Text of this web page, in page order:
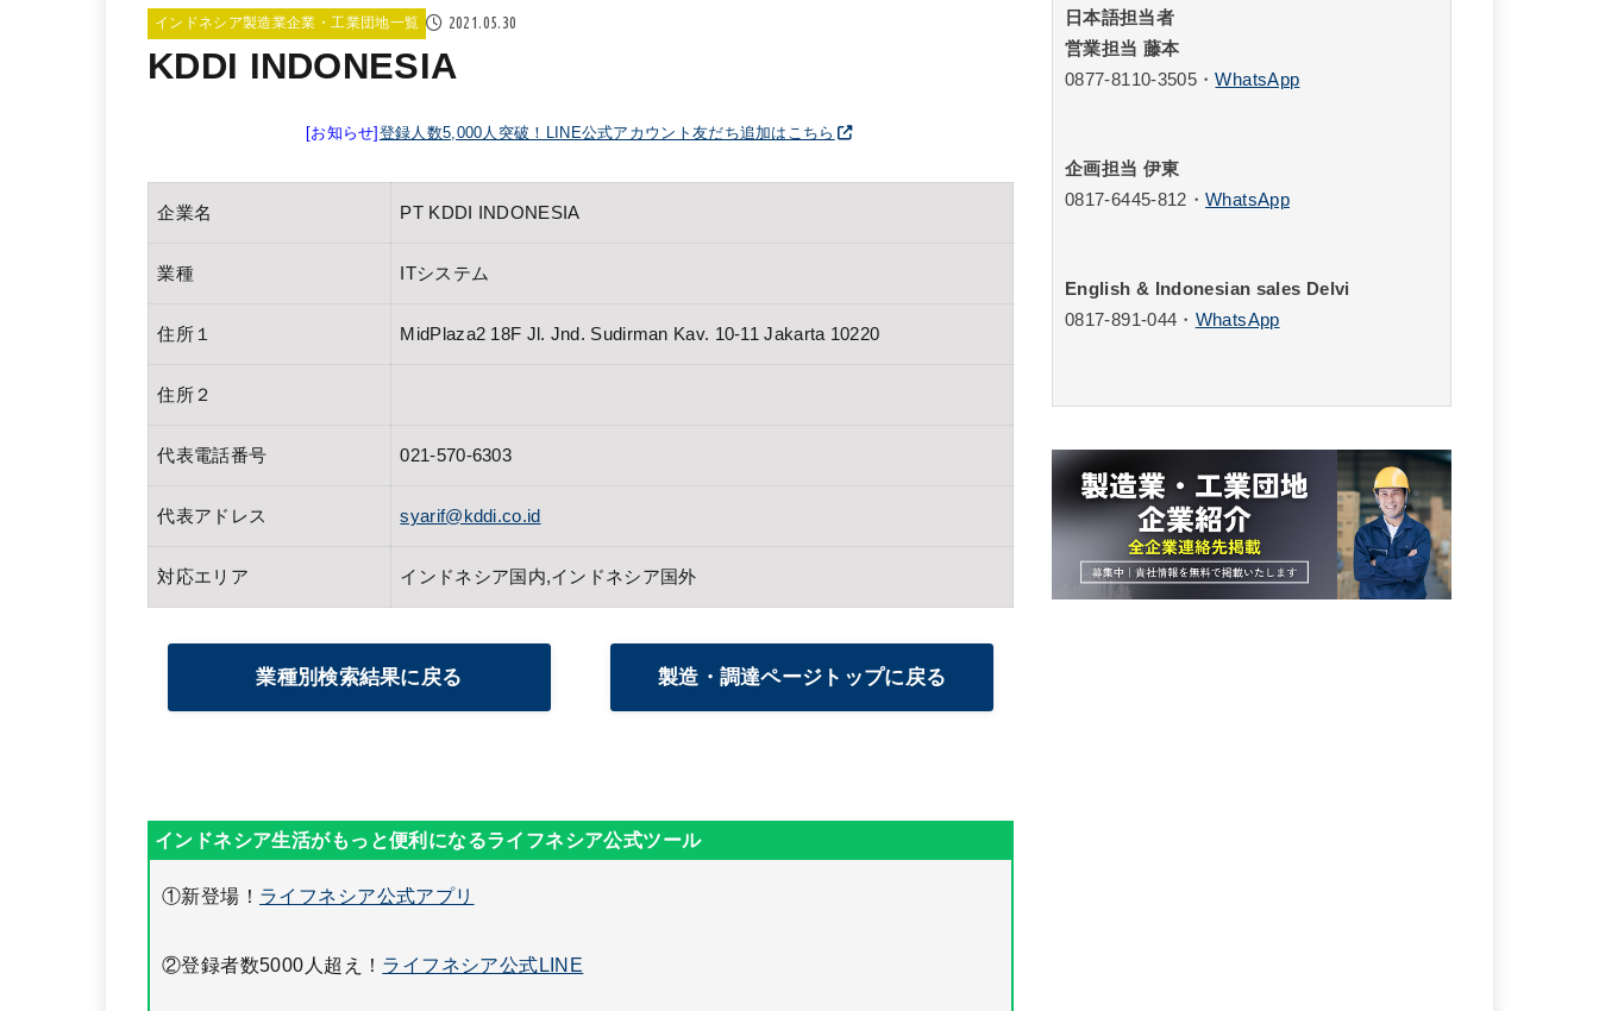
インドネシア製造業企業・工業団地一覧 2021.05.30
KDDI INDONESIA
[お知らせ] 登録人数5,000人突破！LINE公式アカウント友だち追加はこちら
企業名 PT KDDI INDONESIA
業種 ITシステム
住所１ MidPlaza2 18F Jl. Jnd. Sudirman Kav. 10-11 Jakarta 10220
住所２
代表電話番号 021-570-6303
代表アドレス syarif@kddi.co.id
対応エリア インドネシア国内,インドネシア国外
業種別検索結果に戻る 製造・調達ページトップに戻る
①新登場！ ライフネシア公式アプリ
②登録者数5000人超え！ ライフネシア公式LINE
日本語担当者
営業担当 藤本
0877-8110-3505 ・WhatsApp
企画担当 伊東
0817-6445-812 ・WhatsApp
English & Indonesian sales Delvi
0817-891-044 ・ WhatsApp